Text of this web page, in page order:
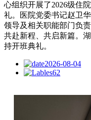
心组织开展了2026级住
礼。医院党委书记赵卫
领导及相关职能部门负
共赴新程、共启新篇。
持开班典礼。
2026-08-04
62